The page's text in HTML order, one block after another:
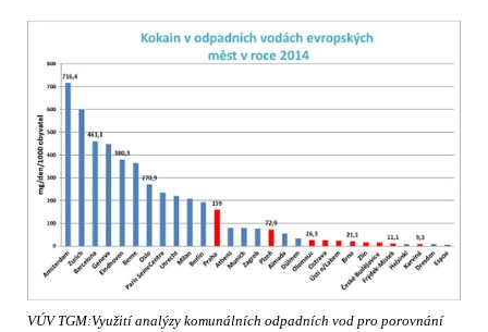
VÚV TGM:Využití analýzy komunálních odpadních vod pro porovnání